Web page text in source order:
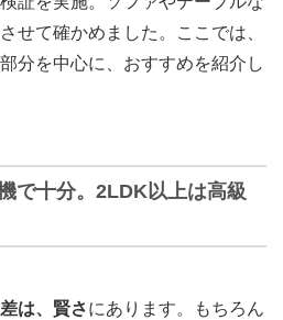
せて確かめました。ここでは、
分を中心に、おすすめを紹介し
で十分。2LDK以上は高級
は、賢さにあります。もちろん